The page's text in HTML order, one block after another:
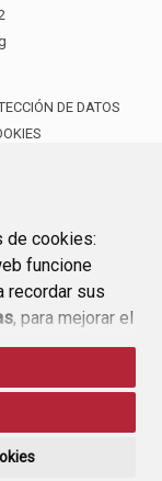
de cookies:
funcione
recordar sus
, para mejorar el
el botón
técnicas
DE DATOS